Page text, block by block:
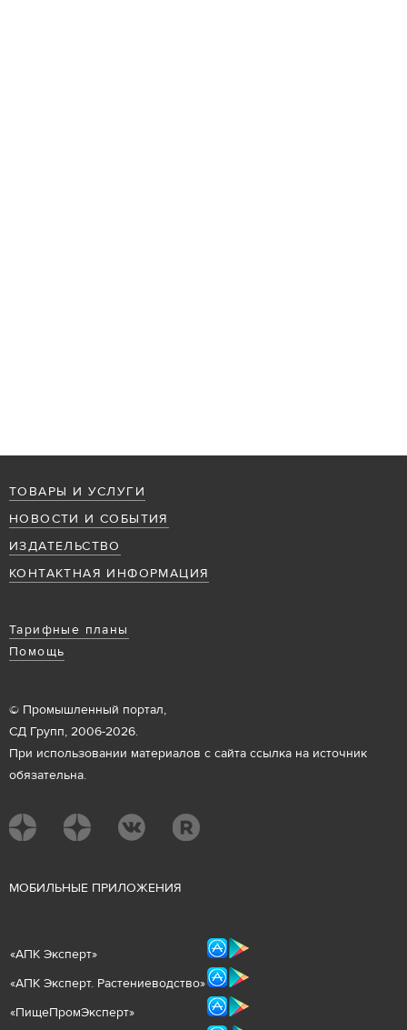
ТОВАРЫ И УСЛУГИ
НОВОСТИ И СОБЫТИЯ
ИЗДАТЕЛЬСТВО
КОНТАКТНАЯ ИНФОРМАЦИЯ
Тарифные планы
Помощь
© Промышленный портал,
СД Групп, 2006-2026.
При использовании материалов с сайта ссылка на источник
обязательна.
МОБИЛЬНЫЕ ПРИЛОЖЕНИЯ
«АПК Эксперт»
«АПК Эксперт. Растениеводство»
«ПищеПромЭксперт»